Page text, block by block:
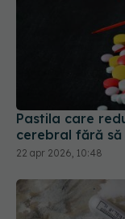
Pastila care
cerebral fără
22 apr 2026, 10:48